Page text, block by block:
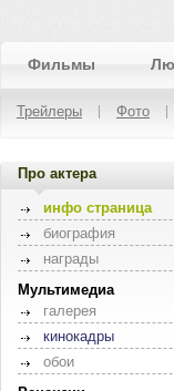
Фильмы
Трейлеры Фото
Про актера
инфо страница
биография
награды
Мультимедиа
галерея
кинокадры
обои